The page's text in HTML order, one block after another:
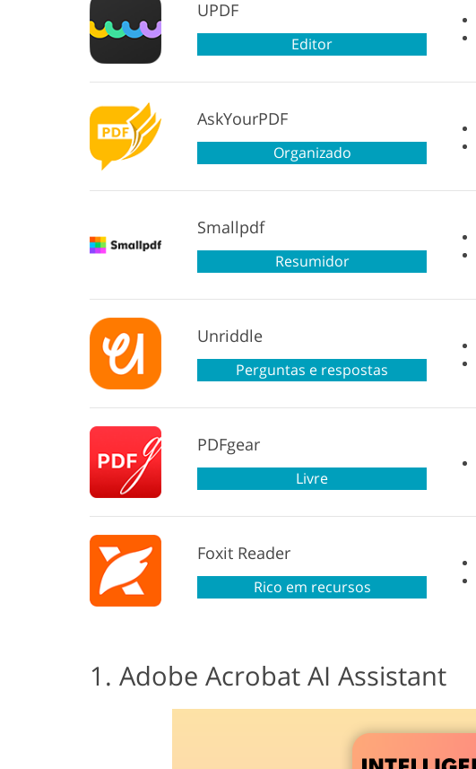
UPDF
Editor
AskYourPDF
Organizado
Smallpdf
Resumidor
Unriddle
Perguntas e respostas
PDFgear
Livre
Foxit Reader
Rico em recursos
1. Adobe Acrobat AI Assistant